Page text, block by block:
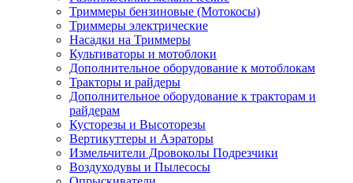
Триммеры бензиновые (Мотокосы)
Триммеры электрические
Насадки на Триммеры
Культиваторы и мотоблоки
Дополнительное оборудование к мотоблокам
Тракторы и райдеры
Дополнительное оборудование к тракторам и
райдерам
Кусторезы и Высоторезы
Вертикуттеры и Аэраторы
Измельчители Дровоколы Подрезчики
Воздуходувы и Пылесосы